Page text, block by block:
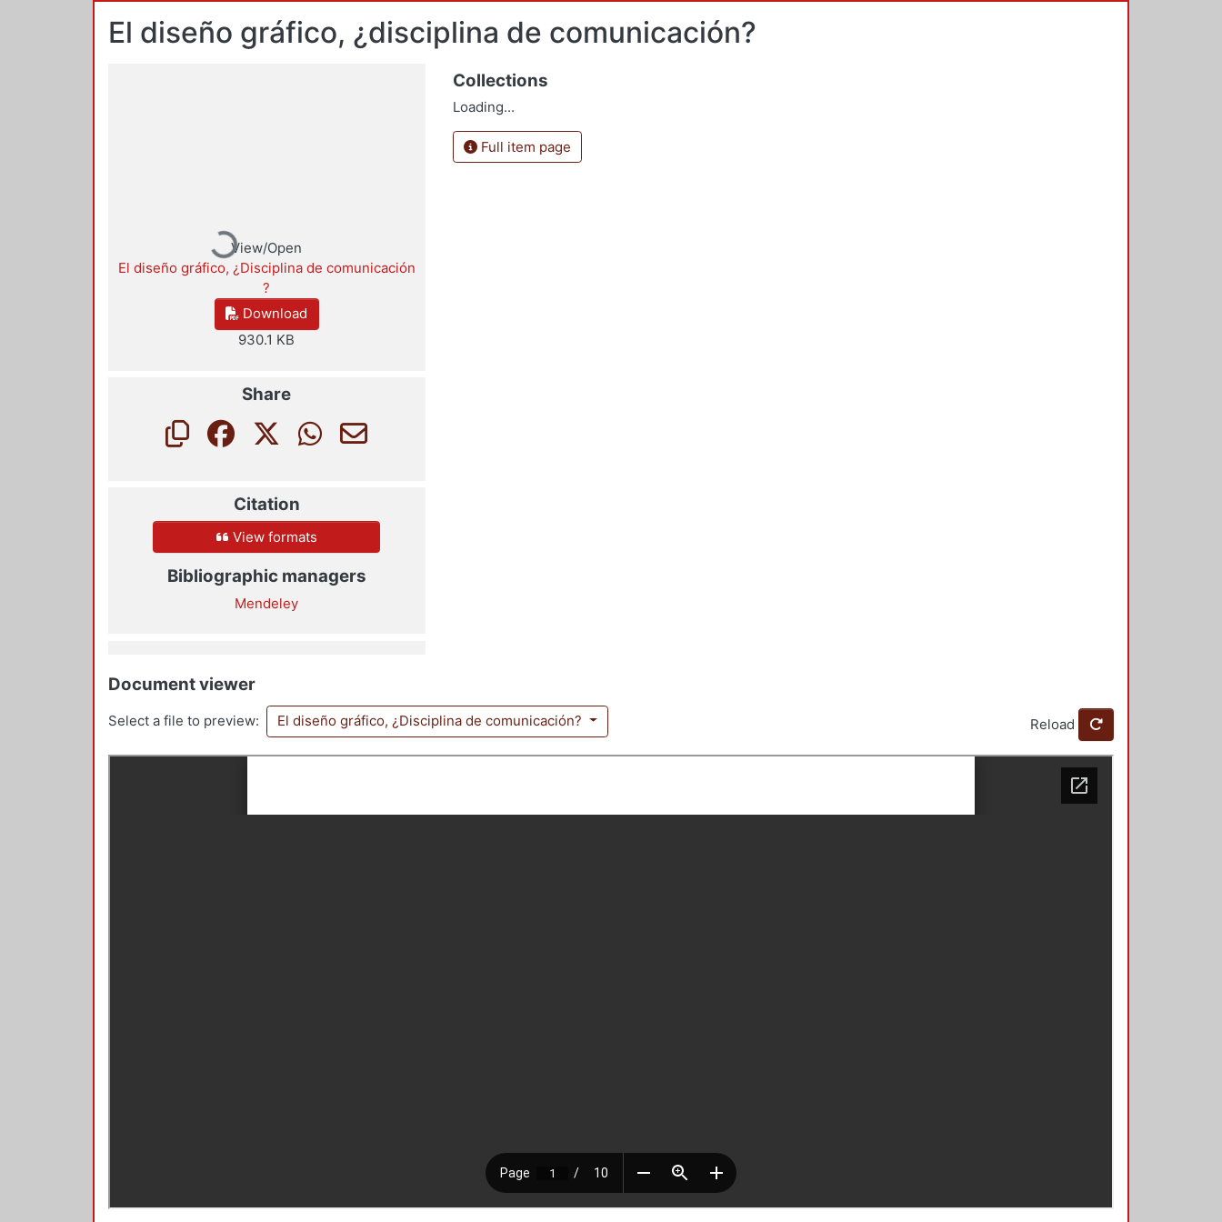
El diseño gráfico, ¿disciplina de comunicación?
Loading...
View/Open
El diseño gráfico, ¿Disciplina de comunicación
?
Download
930.1 KB
Share
Citation
View formats
Bibliographic managers
Mendeley
Collections
Loading...
Full item page
Document viewer
Select a file to preview: El diseño gráfico, ¿Disciplina de comunicación? Reload